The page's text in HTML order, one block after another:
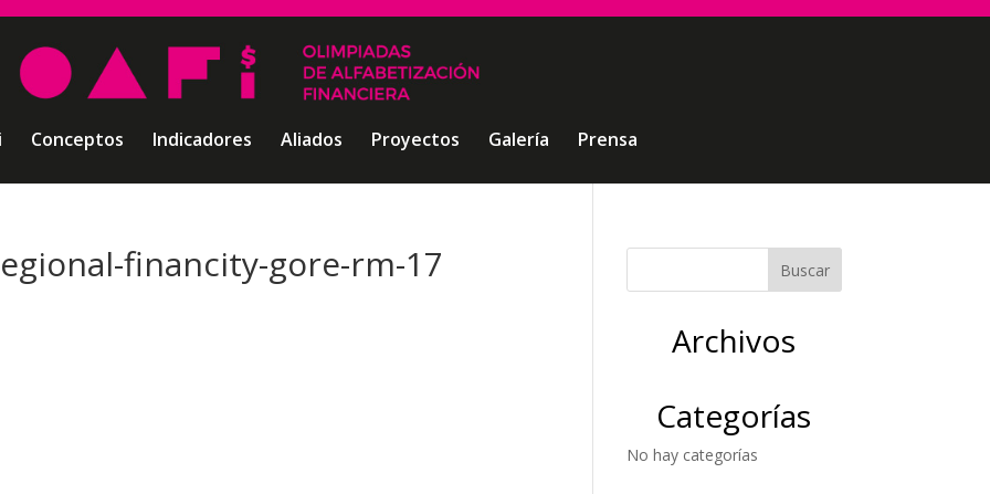
Conceptos Indicadores Aliados Proyectos Galería Prensa
financity-gore-rm-17
Archivos
Categorías
No hay categorías